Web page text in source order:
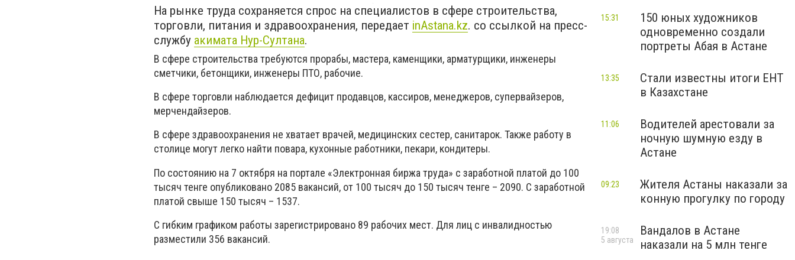
На рынке труда сохраняется спрос на специалистов в сфере строительства,
торговли, питания и здравоохранения, передает inAstana.kz. со ссылкой на пресс-
службу акимата Нур-Султана.
В сфере строительства требуются прорабы, мастера, каменщики, арматурщики, инженеры
сметчики, бетонщики, инженеры ПТО, рабочие.
В сфере торговли наблюдается дефицит продавцов, кассиров, менеджеров, супервайзеров,
мерчендайзеров.
В сфере здравоохранения не хватает врачей, медицинских сестер, санитарок. Также работу в
столице могут легко найти повара, кухонные работники, пекари, кондитеры.
По состоянию на 7 октября на портале «Электронная биржа труда» с заработной платой до 100
тысяч тенге опубликовано 2085 вакансий, от 100 тысяч до 150 тысяч тенге – 2090. С заработной
платой свыше 150 тысяч – 1537.
С гибким графиком работы зарегистрировано 89 рабочих мест. Для лиц с инвалидностью
разместили 356 вакансий.
150 юных художников
одновременно создали
портреты Абая в Астане
15:31
Стали известны итоги ЕНТ
в Казахстане
13:35
Водителей арестовали за
ночную шумную езду в
Астане
11:06
Жителя Астаны наказали за
конную прогулку по городу
09:23
Вандалов в Астане
наказали на 5 млн тенге
19:08
5 августа